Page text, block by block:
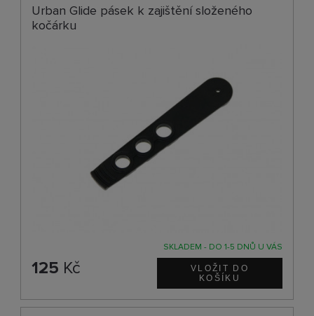
Urban Glide pásek k zajištění složeného
kočárku
SKLADEM - DO 1-5 DNŮ U VÁS
125 Kč